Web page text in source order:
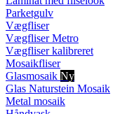
Parketgulv
Vægfliser
Vægfliser Metro
Vægfliser kalibreret
Mosaikfliser
Glasmosaik Ny
Glas Naturstein Mosaik
Metal mosaik